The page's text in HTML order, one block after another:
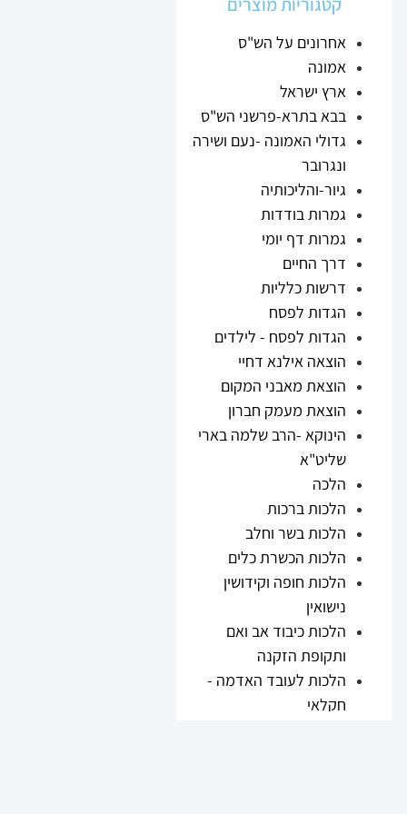
אחרונים על הש"ס
אמונה
ארץ ישראל
בבא בתרא-פרשני הש"ס
גדולי האמונה -נעם ושירה
ונגרובר
גיור-והליכותיה
גמרות בודדות
גמרות דף יומי
דרך החיים
דרשות כלליות
הגדות לפסח
הגדות לפסח - לילדים
הוצאה אילנא דחיי
הוצאת מאבני המקום
הוצאת מעמק חברון
הינוקא -הרב שלמה בארי
שליט"א
הלכה
הלכות ברכות
הלכות בשר וחלב
הלכות הכשרת כלים
הלכות חופה וקידושין
נישואין
הלכות כיבוד אב ואם
ותקופת הזקנה
הלכות לעובד האדמה -
חקלאי